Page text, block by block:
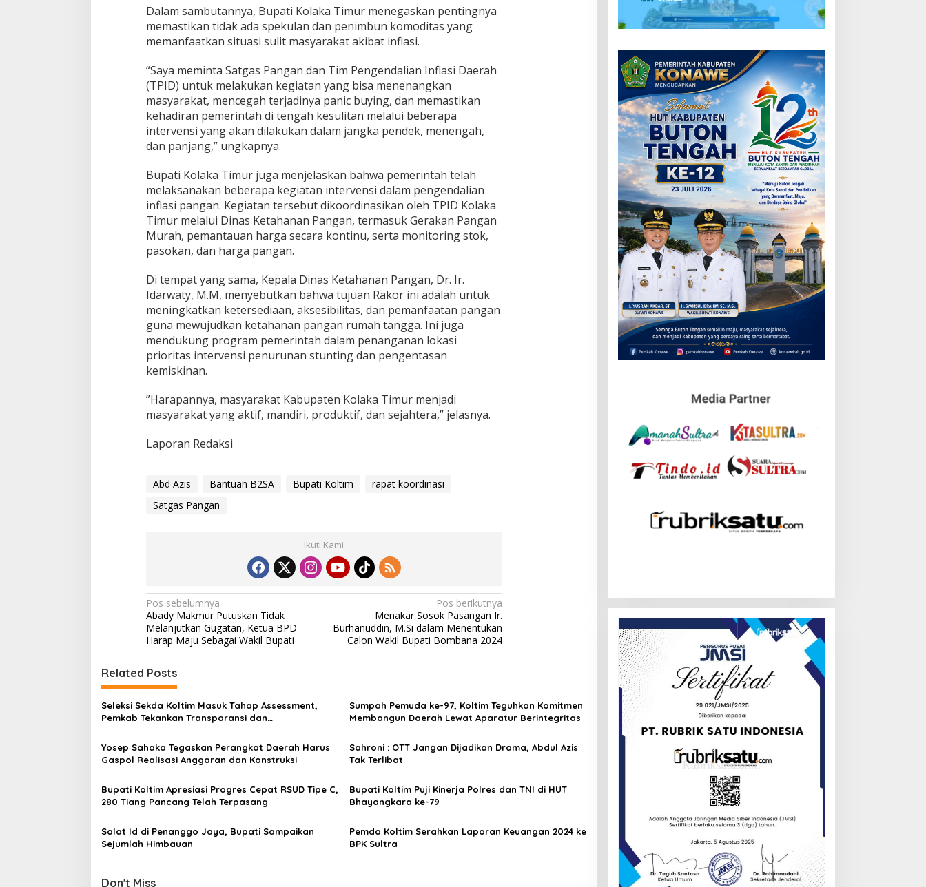
n
B
a
t
a
n
B
2
S
A
0
2
4
Dalam sambutannya, Bupati Kolaka Timur menegaskan pentingnya
memastikan tidak ada spekulan dan penimbun komoditas yang
memanfaatkan situasi sulit masyarakat akibat inflasi.
“Saya meminta Satgas Pangan dan Tim Pengendalian Inflasi Daerah
(TPID) untuk melakukan kegiatan yang bisa menenangkan
masyarakat, mencegah terjadinya panic buying, dan memastikan
kehadiran pemerintah di tengah kesulitan melalui beberapa
intervensi yang akan dilakukan dalam jangka pendek, menengah,
dan panjang,” ungkapnya.
Bupati Kolaka Timur juga menjelaskan bahwa pemerintah telah
melaksanakan beberapa kegiatan intervensi dalam pengendalian
inflasi pangan. Kegiatan tersebut dikoordinasikan oleh TPID Kolaka
Timur melalui Dinas Ketahanan Pangan, termasuk Gerakan Pangan
Murah, pemantauan harga secara kontinu, serta monitoring stok,
pasokan, dan harga pangan.
Di tempat yang sama, Kepala Dinas Ketahanan Pangan, Dr. Ir.
Idarwaty, M.M, menyebutkan bahwa tujuan Rakor ini adalah untuk
meningkatkan ketersediaan, aksesibilitas, dan pemanfaatan pangan
guna mewujudkan ketahanan pangan rumah tangga. Ini juga
mendukung program pemerintah dalam penanganan lokasi
prioritas intervensi penurunan stunting dan pengentasan
kemiskinan.
”Harapannya, masyarakat Kabupaten Kolaka Timur menjadi
masyarakat yang aktif, mandiri, produktif, dan sejahtera,” jelasnya.
Laporan Redaksi
Abd Azis Bantuan B2SA Bupati Koltim
rapat koordinasi
Satgas Pangan
Ikuti Kami
N
a
v
i
g
a
s
i
p
o
s
Pos sebelumnya
Abady Makmur Putuskan Tidak
Melanjutkan Gugatan, Ketua BPD
Harap Maju Sebagai Wakil Bupati
Pos berikutnya
Menakar Sosok Pasangan Ir.
Burhanuddin, M.Si dalam Menentukan
Calon Wakil Bupati Bombana 2024
Related Posts
Seleksi Sekda Koltim Masuk Tahap Assessment,
Pemkab Tekankan Transparansi dan
Sumpah Pemuda ke-97, Koltim Teguhkan Komitmen
Membangun Daerah Lewat Aparatur Berintegritas
Yosep Sahaka Tegaskan Perangkat Daerah Harus
Gaspol Realisasi Anggaran dan Konstruksi
Sahroni : OTT Jangan Dijadikan Drama, Abdul Azis
Tak Terlibat
Bupati Koltim Apresiasi Progres Cepat RSUD Tipe C,
280 Tiang Pancang Telah Terpasang
Bupati Koltim Puji Kinerja Polres dan TNI di HUT
Bhayangkara ke-79
Salat Id di Penanggo Jaya, Bupati Sampaikan
Sejumlah Himbauan
Pemda Koltim Serahkan Laporan Keuangan 2024 ke
BPK Sultra
Don't Miss